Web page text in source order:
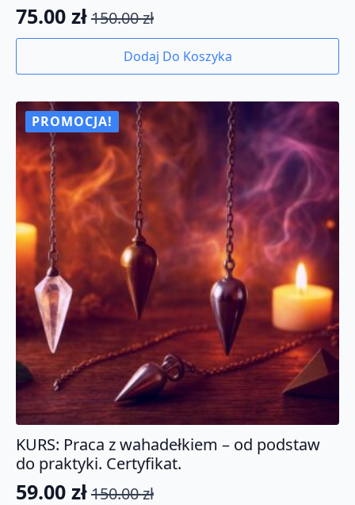
150.00zł
Pierwotna
wynosiła:
150.00 zł.
75.00 zł
Aktualna
wynosi:
75.00 zł.
Dodaj Do Koszyka
PROMOCJA!
KURS: Praca z wahadełkiem – od podstaw
do praktyki. Certyfikat.
150.00zł
59.00 zł